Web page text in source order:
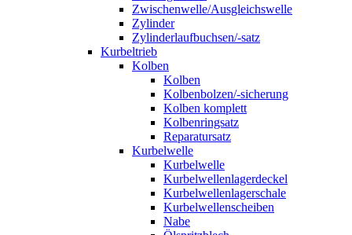
Zwischenwelle/Ausgleichswelle
Zylinder
Zylinderlaufbuchsen/-satz
Kurbeltrieb
Kolben
Kolben
Kolbenbolzen/-sicherung
Kolben komplett
Kolbenringsatz
Reparatursatz
Kurbelwelle
Kurbelwelle
Kurbelwellenlagerdeckel
Kurbelwellenlagerschale
Kurbelwellenscheiben
Nabe